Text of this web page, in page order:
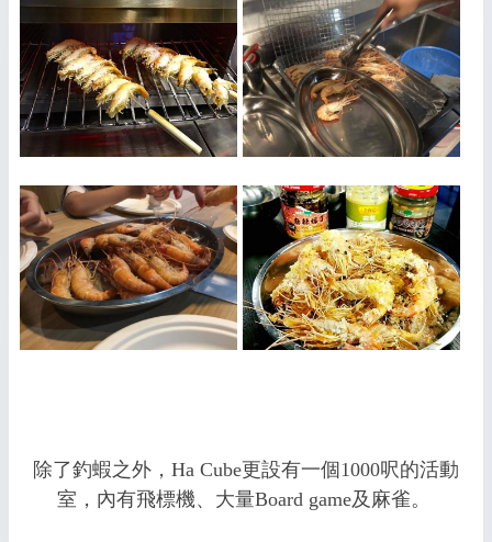
除了釣蝦之外，Ha Cube更設有一個1000呎的活動
室，內有飛標機、大量Board game及麻雀。